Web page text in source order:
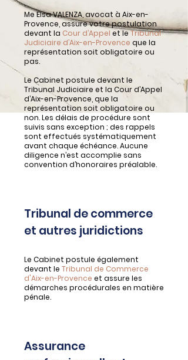
Me Elsa VALENZA, avocat à Aix-en-
Provence, assure votre postulation
devant la Cour d’Appel et leTribunal
Judiciaire d’Aix-en-Provence que la
représentation soit obligatoire ou
pas.
Le Cabinet postule devant le
Tribunal Judiciaire et la Cour d’Appel
d’Aix-en-Provence, que la
représentation soit obligatoire ou
non. Les délais de procédure sont
suivis sans exception ; des rappels
sont effectués systématiquement
avant chaque échéance. Aucune
diligence n’est accomplie sans
convention d’honoraires préalable.
Tribunal de commerce
et autres juridictions
Le Cabinet postule également
devant le Tribunal de Commerce
d'Aix-en-Provence et assure les
démarches procédurales en matière
pénale.
Assurance